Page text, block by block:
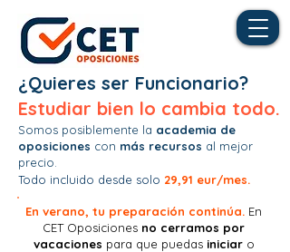
¿Quieres ser Funcionario?
Estudiar bien lo cambia todo.
Somos posiblemente la academia de
oposiciones con más recursos al mejor
precio.
Todo incluido desde solo 29,91 eur/mes.
En verano, tu preparación continúa. En
CET Oposiciones no cerramos por
vacaciones para que puedas iniciar o